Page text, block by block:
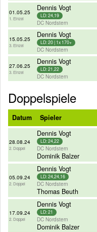
01.05.25
1. Einzel
Dennis Vogt
LD: 24,19
DC Nordstern
15.05.25
3. Einzel
Dennis Vogt
LD: 20 | 1x 170+
DC Nordstern
27.06.25
3. Einzel
Dennis Vogt
LD: 21,22
DC Nordstern
Doppelspiele
Datum Spieler
28.08.24
2. Doppel
Dennis Vogt
LD: 24,22
DC Nordstern
Dominik Balzer
05.09.24
2. Doppel
Dennis Vogt
LD: 24,24,16
DC Nordstern
Thomas Beuth
17.09.24
2. Doppel
Dennis Vogt
LD: 21
DC Nordstern
Dominik Balzer